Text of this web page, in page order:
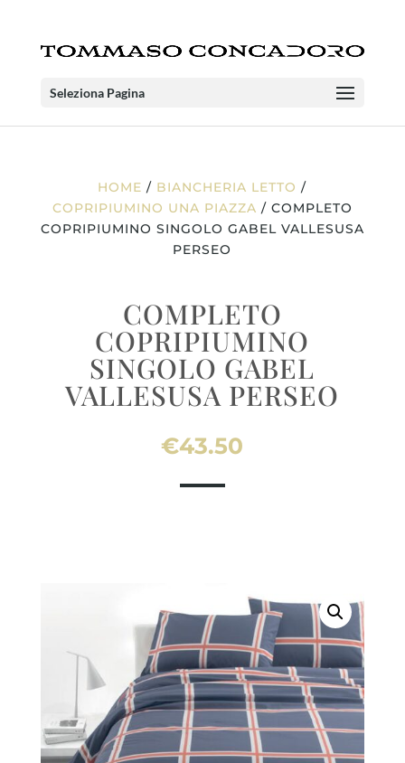
Seleziona Pagina
HOME / BIANCHERIA LETTO /
COPRIPIUMINO UNA PIAZZA / COMPLETO
COPRIPIUMINO SINGOLO GABEL VALLESUSA
PERSEO
COMPLETO
COPRIPIUMINO
SINGOLO GABEL
VALLESUSA PERSEO
€43.50